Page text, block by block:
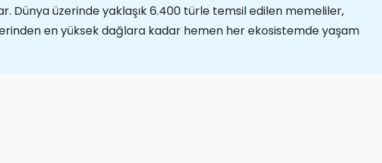
Dünya üzerinde yaklaşık 6.400 türle temsil edilen memeliler,
en yüksek dağlara kadar hemen her ekosistemde yaşam